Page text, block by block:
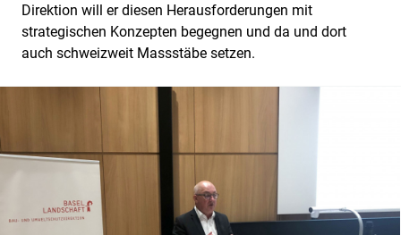
Direktion will er diesen Herausforderungen mit
strategischen Konzepten begegnen und da und dort
auch schweizweit Massstäbe setzen.